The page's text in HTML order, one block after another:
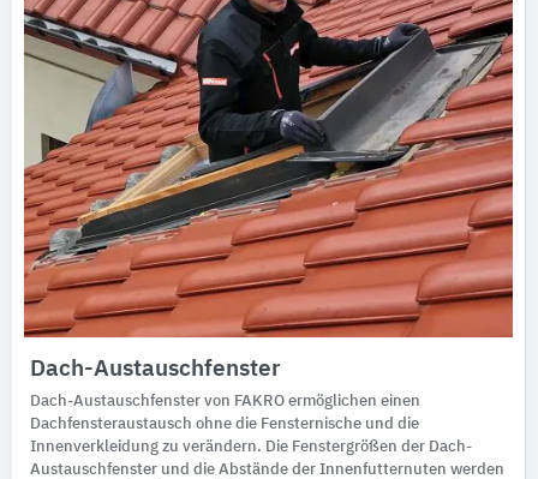
Dach-Austauschfenster
Dach-Austauschfenster von FAKRO ermöglichen einen
Dachfensteraustausch ohne die Fensternische und die
Innenverkleidung zu verändern. Die Fenstergrößen der Dach-
Austauschfenster und die Abstände der Innenfutternuten werden